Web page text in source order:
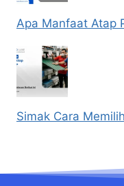
Apa Manfaat Atap
Simak Cara